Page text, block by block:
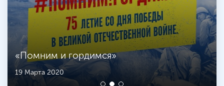
«Помним и гордимся»
19 Марта 2020